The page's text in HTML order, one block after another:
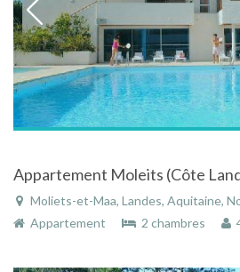
Moliets-et-Maa, Landes, Aquitaine,
Appartement
2 chambres